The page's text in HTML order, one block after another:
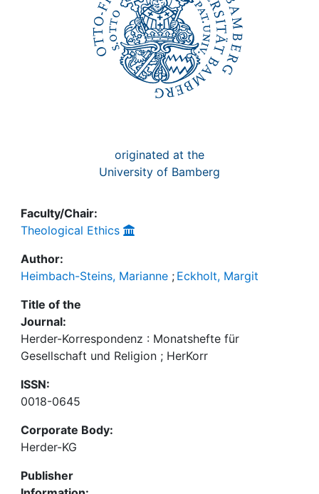
originated at the
University of Bamberg
Faculty/Chair:
Theological Ethics
Author:
Heimbach-Steins, Marianne ; Eckholt, Margit
Title of the
Journal:
Herder-Korrespondenz : Monatshefte für
Gesellschaft und Religion ; HerKorr
ISSN:
0018-0645
Corporate Body:
Herder-KG
Publisher